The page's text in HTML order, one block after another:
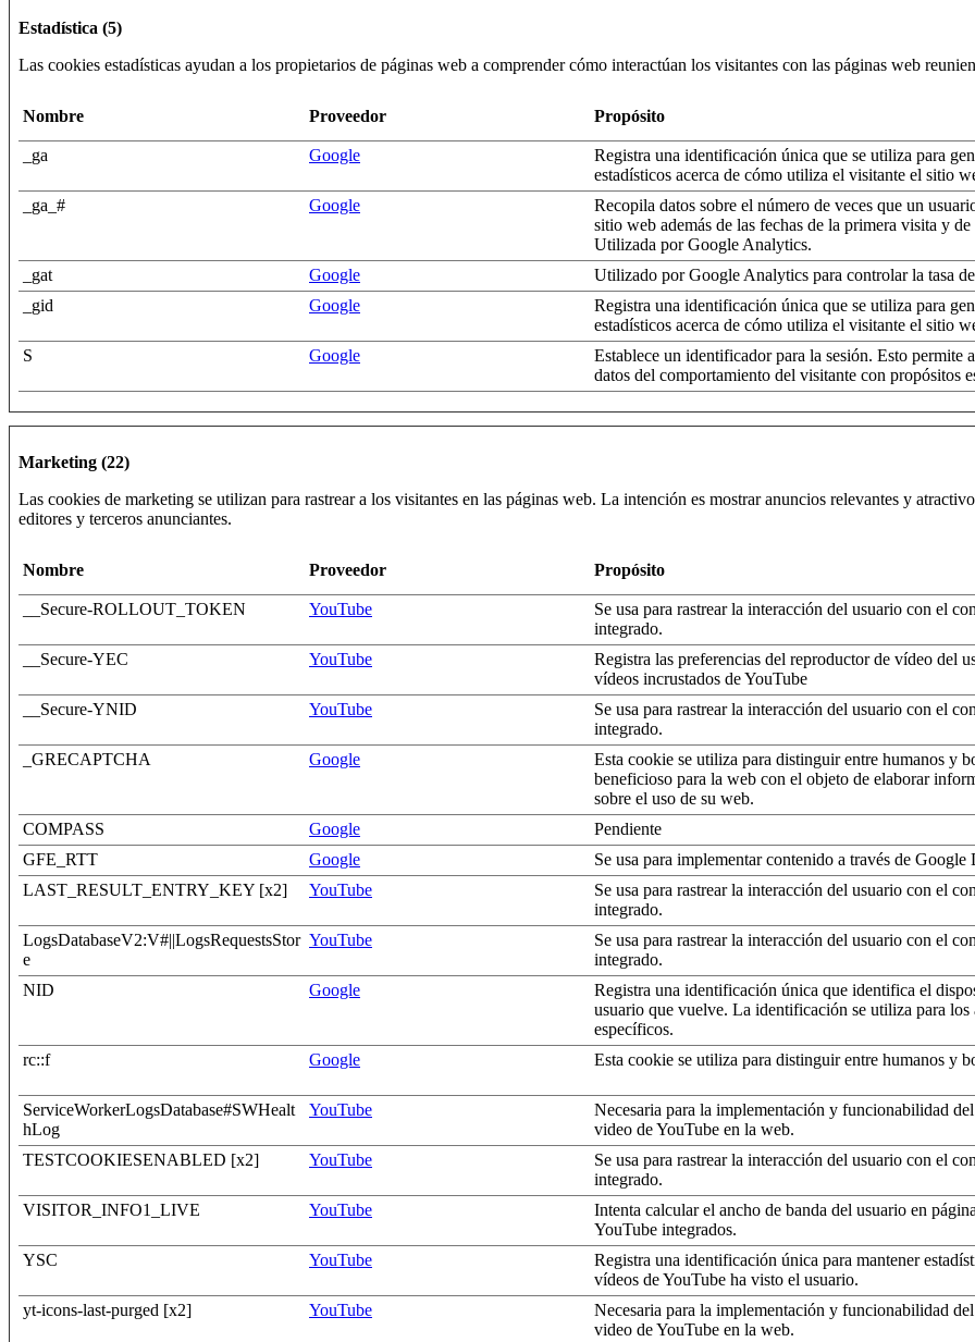
Estadística (5)
Las cookies estadísticas ayudan a los propietarios de páginas web a comprender cómo interactúan los visitantes con las páginas web
Nombre Proveedor Propósito
_ga Google
Registra una identificación única que se utiliza para
estadísticos acerca de cómo utiliza el visitante el sitio
_ga_#
Google
Recopila datos sobre el número de veces que un
sitio web además de las fechas de la primera visita y de
Utilizada por Google Analytics.
_gat
Google
Utilizado por Google Analytics para controlar la tasa
_gid
Google
Registra una identificación única que se utiliza para
estadísticos acerca de cómo utiliza el visitante el sitio
S
Google
Establece un identificador para la sesión. Esto permite
datos del comportamiento del visitante con propósitos
Marketing (22)
Las cookies de marketing se utilizan para rastrear a los visitantes en las páginas web. La intención es mostrar anuncios relevantes y
editores y terceros anunciantes.
Nombre Proveedor Propósito
__Secure-ROLLOUT_TOKEN YouTube
Se usa para rastrear la interacción del usuario con el
integrado.
__Secure-YEC
YouTube
Registra las preferencias del reproductor de vídeo del
vídeos incrustados de YouTube
__Secure-YNID
YouTube
Se usa para rastrear la interacción del usuario con el
integrado.
_GRECAPTCHA
Google
Esta cookie se utiliza para distinguir entre humanos y
beneficioso para la web con el objeto de elaborar
sobre el uso de su web.
COMPASS
Google
Pendiente
GFE_RTT
Google
Se usa para implementar contenido a través de Google
LAST_RESULT_ENTRY_KEY [x2]
YouTube
Se usa para rastrear la interacción del usuario con el
integrado.
LogsDatabaseV2:V#||LogsRequestsStor
e
YouTube
Se usa para rastrear la interacción del usuario con el
integrado.
NID
Google
Registra una identificación única que identifica el
usuario que vuelve. La identificación se utiliza para los
específicos.
rc::f
Google Esta cookie se utiliza para distinguir entre humanos y
ServiceWorkerLogsDatabase#SWHealt
hLog
YouTube
Necesaria para la implementación y funcionabilidad
video de YouTube en la web.
TESTCOOKIESENABLED [x2]
YouTube
Se usa para rastrear la interacción del usuario con el
integrado.
VISITOR_INFO1_LIVE
YouTube
Intenta calcular el ancho de banda del usuario en
YouTube integrados.
YSC
YouTube
Registra una identificación única para mantener
vídeos de YouTube ha visto el usuario.
yt-icons-last-purged [x2]
YouTube
Necesaria para la implementación y funcionabilidad
video de YouTube en la web.